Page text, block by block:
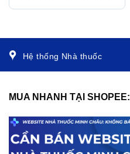
Hệ thống Nhà thuốc
MUA NHANH TẠI SHOPEE: